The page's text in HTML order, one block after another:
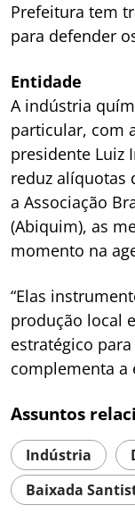
Prefeitura tem
para defender
Entidade
A indústria
particular, com
presidente Luiz
reduz alíquotas
a Associação
(Abiquim), as
momento na
“Elas
produção local
estratégico
complementa a
Assuntos
Indústria
Baixada